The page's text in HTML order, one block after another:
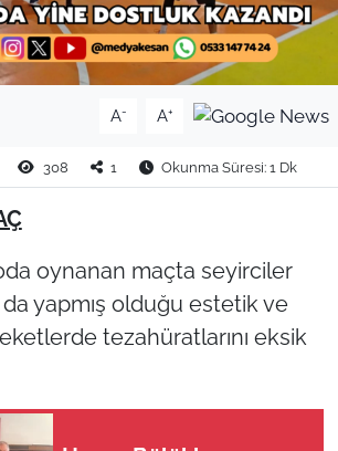
A- A+
308 1 Okunma Süresi: 1 Dk
oynanan maçta seyirciler
da yapmış olduğu estetik ve
tezahüratlarını eksik